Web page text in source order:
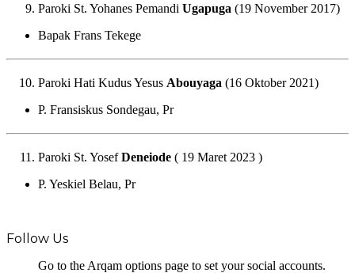
Paroki St. Yohanes Pemandi Ugapuga (19 November 2017)
Bapak Frans Tekege
Paroki Hati Kudus Yesus Abouyaga (16 Oktober 2021)
P. Fransiskus Sondegau, Pr
Paroki St. YosefDeneiode ( 19 Maret 2023 )
P. Yeskiel Belau, Pr
Follow Us
Go to the Arqam options page to set your social accounts.